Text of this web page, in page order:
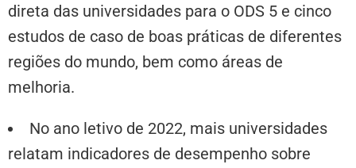
direta das universidades para o ODS 5 e cinco
estudos de caso de boas práticas de diferentes
regiões do mundo, bem como áreas de
melhoria.
No ano letivo de 2022, mais universidades
relatam indicadores de desempenho sobre